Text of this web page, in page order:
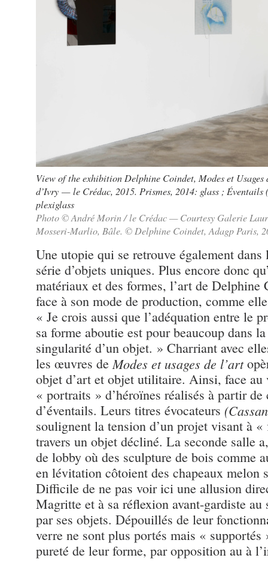
View of the exhibition Delphine Coindet, Modes et
d’Ivry — le Crédac, 2015. Prismes, 2014: glass ;
plexiglass
Photo © André Morin / le Crédac — Courtesy Galerie
Mosseri-Marlio, Bâle. © Delphine Coindet, Adagp Paris,
Une utopie qui se retrouve également dans
série d’objets uniques. Plus encore donc
matériaux et des formes, l’art de
face à son mode de production, comme
« Je crois aussi que l’adéquation entre le
sa forme aboutie est pour beaucoup dans
singularité d’un objet. » Charriant avec
les œuvres de Modes et usages de l’art
objet d’art et objet utilitaire. Ainsi, face au
« portraits » d’héroïnes réalisés à partir de
d’éventails. Leurs titres évocateurs
soulignent la tension d’un projet visant à
travers un objet décliné. La seconde salle
de lobby où des sculpture de bois comme
en lévitation côtoient des chapeaux melon
Difficile de ne pas voir ici une allusion
Magritte et à sa réflexion avant-gardiste au
par ses objets. Dépouillés de leur
verre ne sont plus portés mais «
pureté de leur forme, par opposition au à